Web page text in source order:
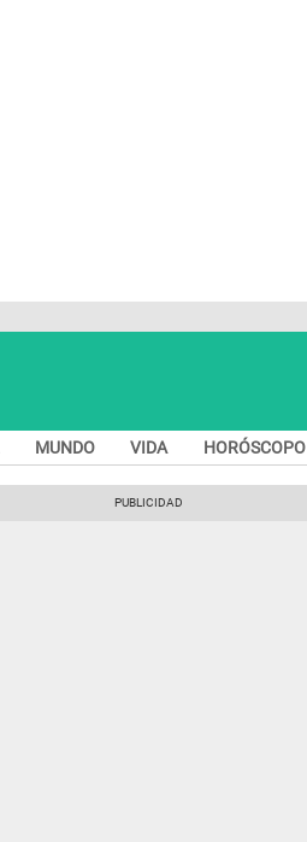
MUNDO VIDA HORÓSCOPO